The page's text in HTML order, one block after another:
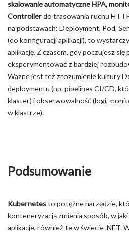
skalowanie automatyczne HPA,
Controllerdo trasowania ruchu
na podstawach: Deployment, Pod,
(do konfiguracji aplikacji), to
aplikację. Z czasem, gdy poczujesz się
eksperymentować z bardziej
Ważne jest też zrozumienie kultury
deploymentu (np. pipelines CI/CD,
klaster) i obserwowalność (logi,
w klastrze).
Podsumowanie
Kubernetesto potężne narzędzie,
konteneryzacją zmienia sposób, w
aplikacje, również te w świecie .NET.